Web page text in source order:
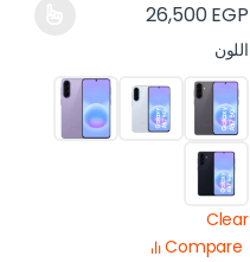
26,500EGP
اللون
Clear
Compare